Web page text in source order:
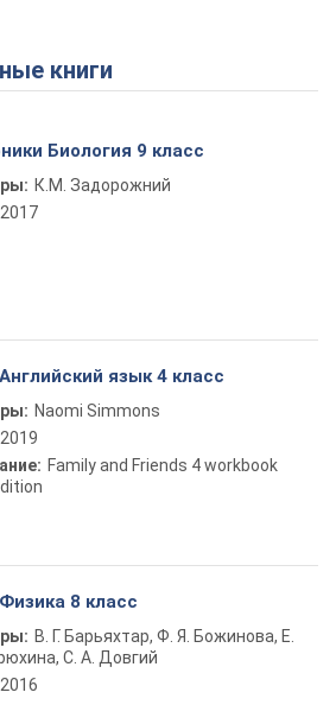
книги
Биология 9 класс
К.М. Задорожний
2017
язык 4 класс
Naomi Simmons
2019
Family and Friends 4 workbook
8 класс
В. Г. Барьяхтар, Ф. Я. Божинова, Е.
С. А. Довгий
2016